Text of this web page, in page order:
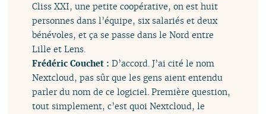
Cliss XXI, une petite coopérative, on est huit
personnes dans l’équipe, six salariés et deux
bénévoles, et ça se passe dans le Nord entre
Lille et Lens.
Frédéric Couchet :D’accord. J’ai cité le nom
Nextcloud, pas sûr que les gens aient entendu
parler du nom de ce logiciel. Première question,
tout simplement, c’est quoi Nextcloud, le